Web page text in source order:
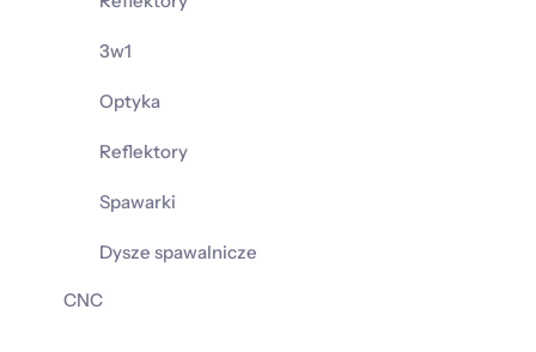
3w1
Optyka
Reflektory
Spawarki
Dysze spawalnicze
CNC